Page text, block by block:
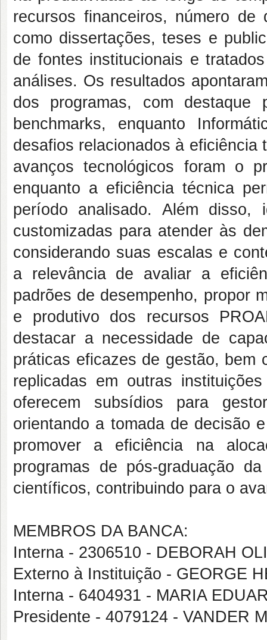
recursos financeiros, número
como dissertações, teses e
de fontes institucionais e
análises. Os resultados
dos programas, com
benchmarks, enquanto
desafios relacionados à eficiência
avanços tecnológicos foram o
enquanto a eficiência técnica
período analisado. Além disso,
customizadas para atender às
considerando suas escalas e
a relevância de avaliar a
padrões de desempenho, propor
e produtivo dos recursos
destacar a necessidade de
práticas eficazes de gestão, bem
replicadas em outras
oferecem subsídios para
orientando a tomada de decisão
promover a eficiência na
programas de pós-graduação
científicos, contribuindo para o
MEMBROS DA BANCA:
Interna - 2306510 - DEBORAH
Externo à Instituição - GEORGE
Interna - 6404931 - MARIA
Presidente - 4079124 - VANDER